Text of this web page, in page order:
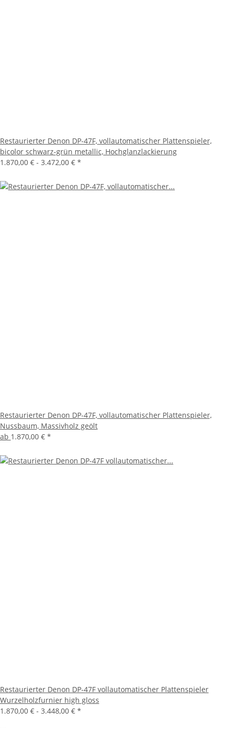
Restaurierter Denon DP-47F, vollautomatischer Plattenspieler,
bicolor schwarz-grün metallic, Hochglanzlackierung
1.870,00 € - 3.472,00 € *
Restaurierter Denon DP-47F, vollautomatischer Plattenspieler,
Nussbaum, Massivholz geölt
ab 1.870,00 € *
Restaurierter Denon DP-47F vollautomatischer Plattenspieler
Wurzelholzfurnier high gloss
1.870,00 € - 3.448,00 € *